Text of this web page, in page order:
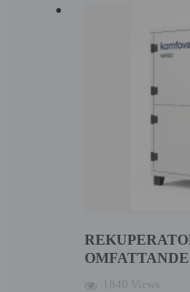
1840 Views